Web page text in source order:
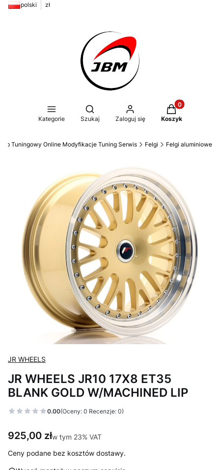
polski zł
Kategorie
Otwórz wyszukiwarkę
Szukaj Zaloguj się
Produkty w
Koszyk
Tuningowy Online Modyfikacje Tuning Serwis Felgi Felgi aluminiowe
JR WHEELS
JR WHEELS JR10 17X8 ET35
BLANK GOLD W/MACHINED LIP
0.00(Oceny: 0 Recenzje: 0)
Cena
925,00 złw tym 23% VAT
w tym 23% VAT
Ceny podane bez kosztów dostawy.